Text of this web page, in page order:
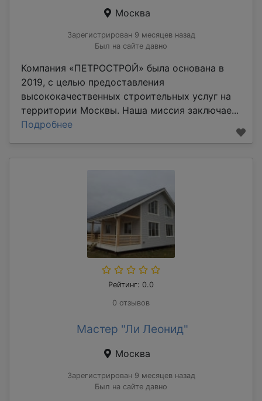
Москва
Зарегистрирован 9 месяцев назад
Был на сайте давно
Компания «ПЕТРОСТРОЙ» была основана в
2019, с целью предоставления
высококачественных строительных услуг на
территории Москвы. Наша миссия заключае...
Подробнее
Рейтинг: 0.0
0 отзывов
Мастер "Ли Леонид"
Москва
Зарегистрирован 9 месяцев назад
Был на сайте давно